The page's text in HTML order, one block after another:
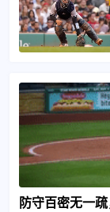
防守百密无一